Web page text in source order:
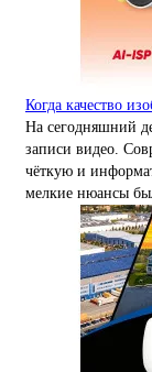
Когда качество
На сегодняшний
записи видео.
чёткую и
мелкие нюансы